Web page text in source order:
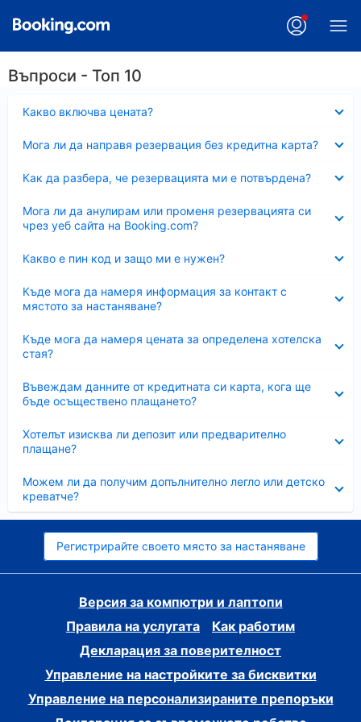
Въпроси - Топ 10
Какво включва цената?
Мога ли да направя резервация без кредитна карта?
Как да разбера, че резервацията ми е потвърдена?
Мога ли да анулирам или променя резервацията си
чрез уеб сайта на Booking.com?
Какво е пин код и защо ми е нужен?
Къде мога да намеря информация за контакт с
мястото за настаняване?
Къде мога да намеря цената за определена хотелска
стая?
Въвеждам данните от кредитната си карта, кога ще
бъде осъществено плащането?
Хотелът изисква ли депозит или предварително
плащане?
Можем ли да получим допълнително легло или детско
креватче?
Регистрирайте своето място за настаняване
Версия за компютри и лаптопи
Правила на услугата
Как работим
Декларация за поверителност
Управление на настройките за бисквитки
Управление на персонализираните препоръки